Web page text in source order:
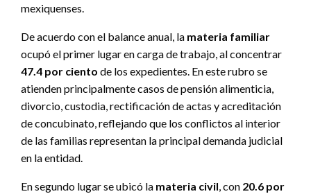
mexiquenses.
De acuerdo con el balance anual, la materia familiar
ocupó el primer lugar en carga de trabajo, al concentrar
47.4 por ciento de los expedientes. En este rubro se
atienden principalmente casos de pensión alimenticia,
divorcio, custodia, rectificación de actas y acreditación
de concubinato, reflejando que los conflictos al interior
de las familias representan la principal demanda judicial
en la entidad.
En segundo lugar se ubicó la materia civil, con 20.6 por